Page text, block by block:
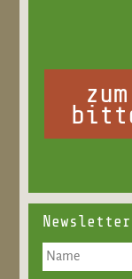
Newsletter